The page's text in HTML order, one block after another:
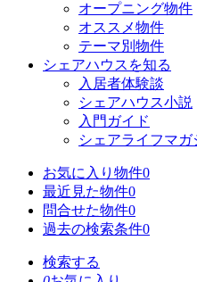
オープニング物件
オススメ物件
テーマ別物件
シェアハウスを知る
入居者体験談
シェアハウス小説
入門ガイド
シェアライフマガ
お気に入り物件0
最近見た物件0
問合せた物件0
過去の検索条件0
検索する